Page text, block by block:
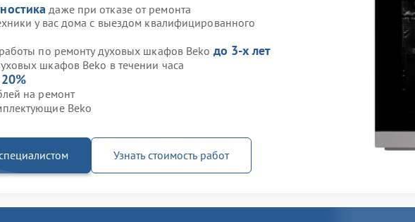
даже при отказе от ремонта
у вас дома с выездом квалифицированного
по ремонту духовых шкафов Beko до 3-х лет
шкафов Beko в течении часа
20%
на ремонт
Beko
Узнать стоимость работ